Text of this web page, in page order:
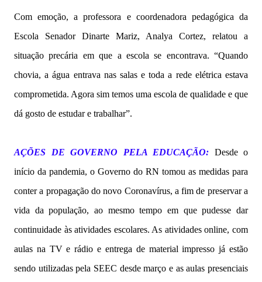
Com emoção, a professora e coordenadora pedagógica da
Escola Senador Dinarte Mariz, Analya Cortez, relatou a
situação precária em que a escola se encontrava. “Quando
chovia, a água entrava nas salas e toda a rede elétrica estava
comprometida. Agora sim temos uma escola de qualidade e que
dá gosto de estudar e trabalhar”.
AÇÕES DE GOVERNO PELA EDUCAÇÃO: Desde o
início da pandemia, o Governo do RN tomou as medidas para
conter a propagação do novo Coronavírus, a fim de preservar a
vida da população, ao mesmo tempo em que pudesse dar
continuidade às atividades escolares. As atividades online, com
aulas na TV e rádio e entrega de material impresso já estão
sendo utilizadas pela SEEC desde março e as aulas presenciais